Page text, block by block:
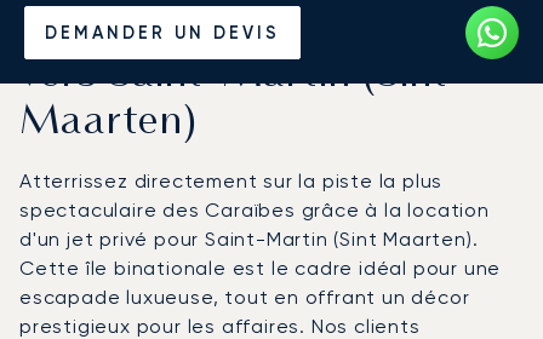
DEMANDER UN DEVIS
Louer un Jet Privé depuis et
vers Saint-Martin (Sint
Maarten)
Atterrissez directement sur la piste la plus
spectaculaire des Caraïbes grâce à la location
d'un jet privé pour Saint-Martin (Sint Maarten).
Cette île binationale est le cadre idéal pour une
escapade luxueuse, tout en offrant un décor
prestigieux pour les affaires. Nos clients